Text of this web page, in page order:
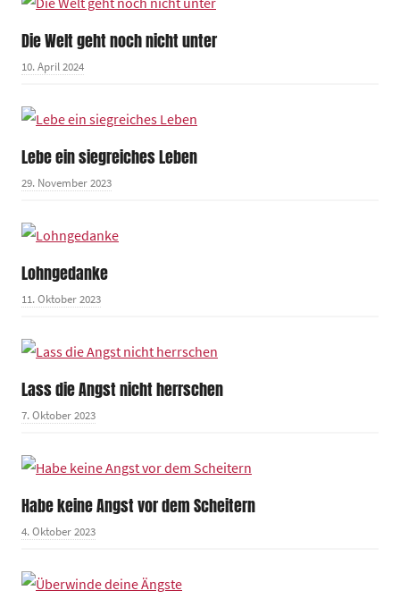
Die Welt geht noch nicht unter
10. April 2024
Lebe ein siegreiches Leben
29. November 2023
Lohngedanke
11. Oktober 2023
Lass die Angst nicht herrschen
7. Oktober 2023
Habe keine Angst vor dem Scheitern
4. Oktober 2023